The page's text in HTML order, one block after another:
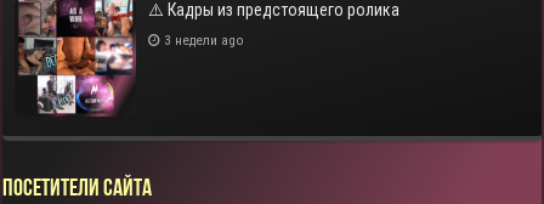
⚠️ Кадры из предстоящего ролика
3 недели ago
Посетители сайта